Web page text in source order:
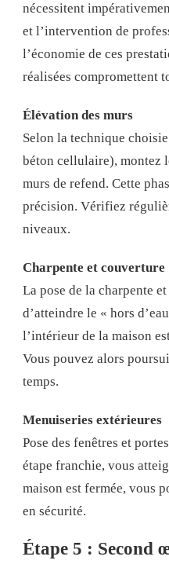
nécessitent
et l’intervention de
l’économie de ces
réalisées compromettent
Élévation des murs
Selon la technique
béton cellulaire), montez
murs de refend. Cette
précision. Vérifiez
niveaux.
Charpente et couverture
La pose de la charpente
d’atteindre le « hors
l’intérieur de la maison
Vous pouvez alors
temps.
Menuiseries extérieures
Pose des fenêtres et
étape franchie, vous
maison est fermée, vous
en sécurité.
Étape 5 : Second